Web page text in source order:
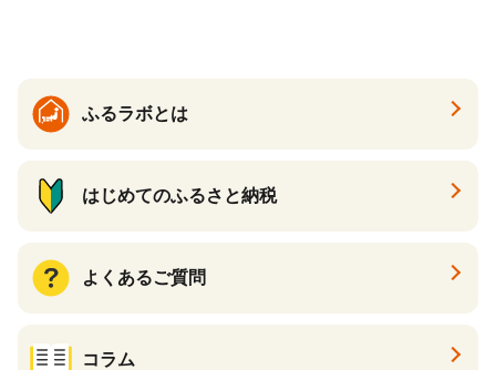
ふるラボとは
はじめてのふるさと納税
よくあるご質問
コラム